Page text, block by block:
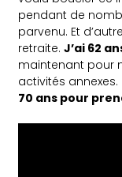
pendant de
parvenu. Et
retraite.J’ai 62
maintenant pour
activités annexes.
70 ans pour